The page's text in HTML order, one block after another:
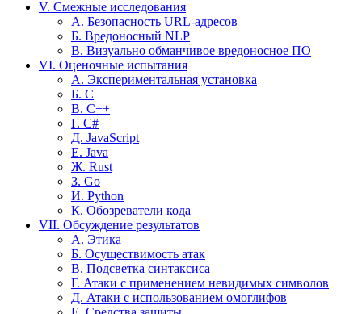
V. Смежные исследования
А. Безопасность URL-адресов
Б. Вредоносный NLP
В. Визуально обманчивое вредоносное ПО
VI. Оценочные испытания
А. Экспериментальная установка
Б. С
В. С++
Г. C#
Д. JavaScript
Е. Java
Ж. Rust
З. Go
И. Python
К. Обозреватели кода
VII. Обсуждение результатов
А. Этика
Б. Осуществимость атак
В. Подсветка синтаксиса
Г. Атаки с применением невидимых символов
Д. Атаки с использованием омоглифов